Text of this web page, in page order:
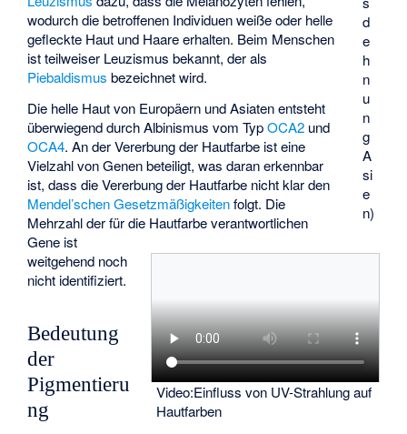
d
e
h
n
u
n
g
A
si
e
n)
Video:Einfluss von UV-Strahlung auf
Hautfarben
wodurch die betroffenen Individuen weiße oder helle
gefleckte Haut und Haare erhalten. Beim Menschen
ist teilweiser Leuzismus bekannt, der als
Piebaldismus bezeichnet wird.
Die helle Haut von Europäern und Asiaten entsteht
überwiegend durch Albinismus vom TypOCA2 und
OCA4. An der Vererbung der Hautfarbe ist eine
Vielzahl von Genen beteiligt, was daran erkennbar
ist, dass die Vererbung der Hautfarbe nicht klar den
Mendel’schen Gesetzmäßigkeitenfolgt. Die
Mehrzahl der für die Hautfarbe verantwortlichen
Gene ist
weitgehend noch
nicht identifiziert.
Bedeutung
der
Pigmentieru
ng